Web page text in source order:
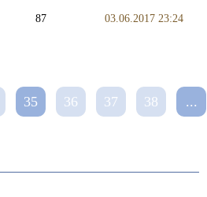
87 03.06.2017 23:24
35 36 37 38 ...